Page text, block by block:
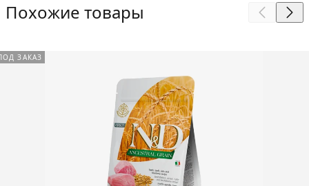
Похожие товары
ЗАКАЗ